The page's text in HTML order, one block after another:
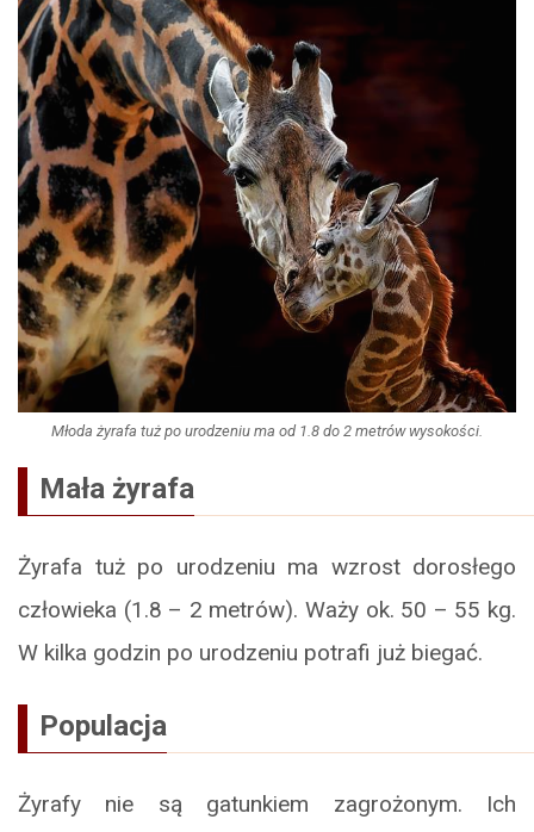
Młoda żyrafa tuż po urodzeniu ma od 1.8 do 2 metrów wysokości.
Mała żyrafa
Żyrafa tuż po urodzeniu ma wzrost dorosłego
człowieka (1.8 – 2 metrów). Waży ok. 50 – 55 kg.
W kilka godzin po urodzeniu potrafi już biegać.
Populacja
Żyrafy nie są gatunkiem zagrożonym. Ich